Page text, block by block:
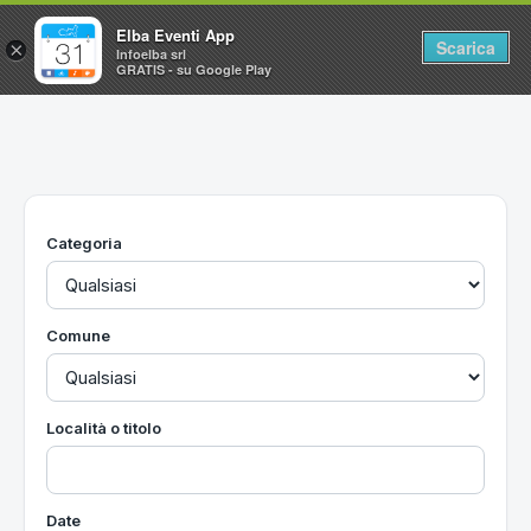
Home
Utilità
Categoria
Comune
Località o titolo
Date
×
Elba Eventi App
Infoelba srl
GRATIS - su Google Play
Scarica